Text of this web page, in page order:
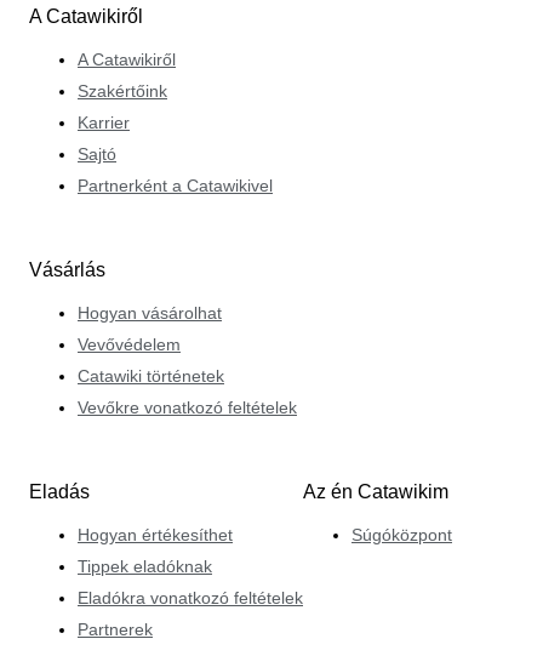
A Catawikiről
A Catawikiről
Szakértőink
Karrier
Sajtó
Partnerként a Catawikivel
Vásárlás
Hogyan vásárolhat
Vevővédelem
Catawiki történetek
Vevőkre vonatkozó feltételek
Eladás
Hogyan értékesíthet
Tippek eladóknak
Eladókra vonatkozó feltételek
Partnerek
Az én Catawikim
Súgóközpont